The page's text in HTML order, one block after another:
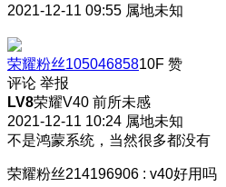
2021-12-11 09:55 属地未知
荣耀粉丝10504685810F 赞
评论 举报
LV8荣耀V40 前所未感
2021-12-11 10:24 属地未知
不是鸿蒙系统，当然很多都没有
荣耀粉丝214196906 : v40好用吗